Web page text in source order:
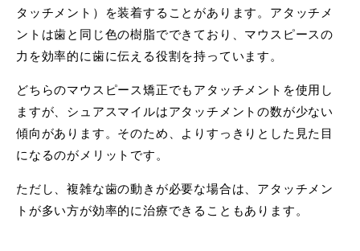
タッチメント）を装着することがあります。アタッチメ
ントは歯と同じ色の樹脂でできており、マウスピースの
力を効率的に歯に伝える役割を持っています。
どちらのマウスピース矯正でもアタッチメントを使用し
ますが、シュアスマイルはアタッチメントの数が少ない
傾向があります。そのため、よりすっきりとした見た目
になるのがメリットです。
ただし、複雑な歯の動きが必要な場合は、アタッチメン
トが多い方が効率的に治療できることもあります。